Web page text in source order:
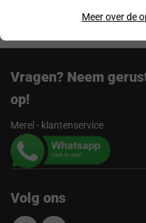
Vragen? Neem
op!
Merel - klantenservice
Volg ons
Meer over de